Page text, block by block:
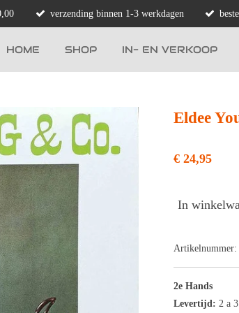
verzending binnen 1-3 werkdagen
HOME SHOP IN- EN VERKOOP
Eldee
€ 24,95
In
Artikelnummer:
2e Hands
Levertijd: 2 a